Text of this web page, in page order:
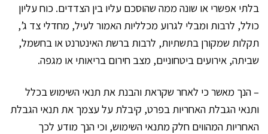
בלתי אפשרי או שונה ממה שהוסכם עליו בין הצדדים. כוח עליון
כולל, לרבות ומבלי לגרוע מכלליות האמור לעיל, מחדלי צד ג’,
תקלות שמקורן בתשתיות, לרבות ברשת האינטרנט או בחשמל,
שביתה, אירועים ביטחוניים, מצב חירום בריאותי או מגפה.
– הנך מאשר כי לאחר שקראת והבנת את תנאי השימוש בכלל
ותנאי הגבלת האחריות בפרט, קיבלת על עצמך את תנאי הגבלת
האחריות המהווים חלק מתנאי השימוש, וכי הנך מודע לכך